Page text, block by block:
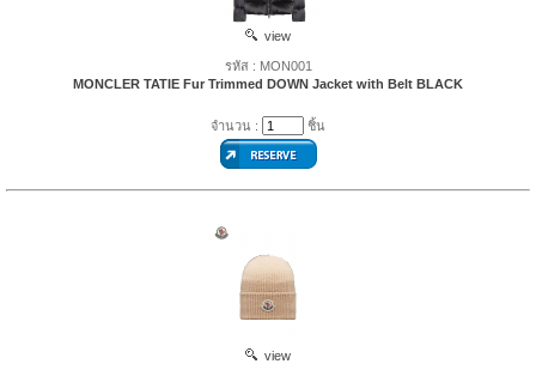
view
รหัส : MON001
MONCLER TATIE Fur Trimmed DOWN Jacket with Belt BLACK
จำนวน : ชิ้น
view